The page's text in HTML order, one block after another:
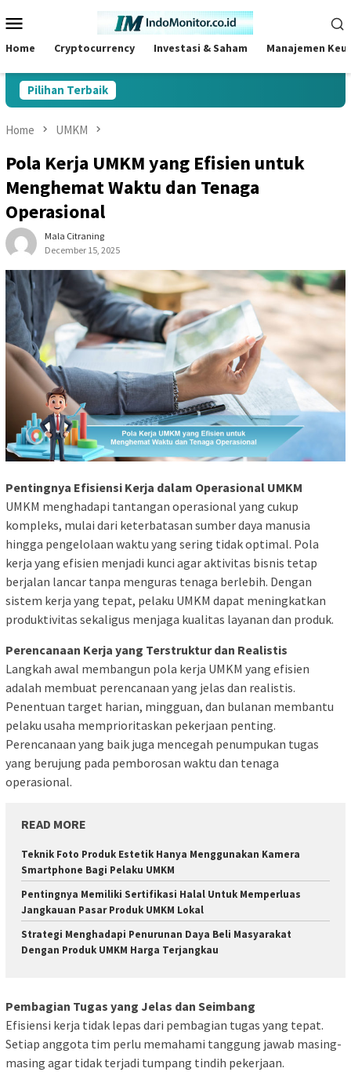
to
Menu
Home Cryptocurrency Investasi & Saham Manajemen
Pilihan Terbaik
Home UMKM
Pola Kerja UMKM yang Efisien untuk
Menghemat Waktu dan Tenaga
Operasional
Mala Citraning
December 15, 2025
Pentingnya Efisiensi Kerja dalam Operasional UMKM
UMKM menghadapi tantangan operasional yang cukup
kompleks, mulai dari keterbatasan sumber daya manusia
hingga pengelolaan waktu yang sering tidak optimal. Pola
kerja yang efisien menjadi kunci agar aktivitas bisnis tetap
berjalan lancar tanpa menguras tenaga berlebih. Dengan
sistem kerja yang tepat, pelaku UMKM dapat meningkatkan
produktivitas sekaligus menjaga kualitas layanan dan produk.
Perencanaan Kerja yang Terstruktur dan Realistis
Langkah awal membangun pola kerja UMKM yang efisien
adalah membuat perencanaan yang jelas dan realistis.
Penentuan target harian, mingguan, dan bulanan membantu
pelaku usaha memprioritaskan pekerjaan penting.
Perencanaan yang baik juga mencegah penumpukan tugas
yang berujung pada pemborosan waktu dan tenaga
operasional.
READ MORE
Teknik Foto Produk Estetik Hanya Menggunakan Kamera
Smartphone Bagi Pelaku UMKM
Pentingnya Memiliki Sertifikasi Halal Untuk Memperluas
Jangkauan Pasar Produk UMKM Lokal
Strategi Menghadapi Penurunan Daya Beli Masyarakat
Dengan Produk UMKM Harga Terjangkau
Pembagian Tugas yang Jelas dan Seimbang
Efisiensi kerja tidak lepas dari pembagian tugas yang tepat.
Setiap anggota tim perlu memahami tanggung jawab masing-
masing agar tidak terjadi tumpang tindih pekerjaan.